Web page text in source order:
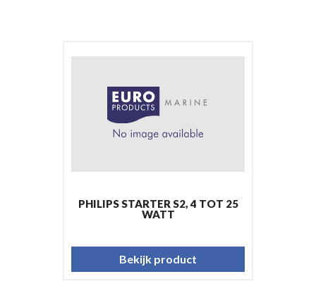
PHILIPS STARTER S2, 4 TOT 25
WATT
Bekijk product